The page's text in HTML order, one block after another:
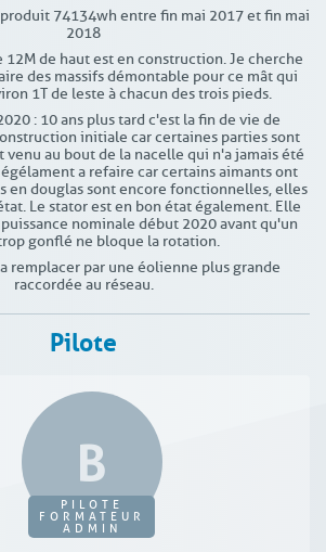
produit 74134wh entre fin mai 2017 et fin mai
2018
12M de haut est en construction. Je cherche
des massifs démontable pour ce mât qui
1T de leste à chacun des trois pieds.
: 10 ans plus tard c'est la fin de vie de
initiale car certaines parties sont
venu au bout de la nacelle qui n'a jamais été
a refaire car certains aimants ont
en douglas sont encore fonctionnelles, elles
Le stator est en bon état également. Elle
nominale début 2020 avant qu'un
gonflé ne bloque la rotation.
remplacer par une éolienne plus grande
raccordée au réseau.
Pilote
PILOTE
FORMATEUR
ADMIN